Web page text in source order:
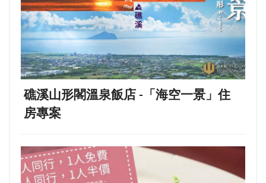
礁溪山形閣溫泉飯店 -「海空一景」住
房專案